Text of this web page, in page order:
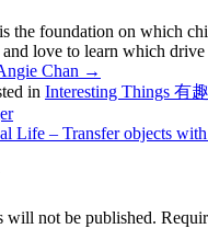
the foundation on which
love to learn which
Chan →
in Interesting Things 有
Life – Transfer objects
will not be published.